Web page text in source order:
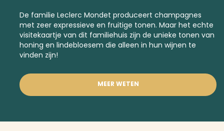
De familie Leclerc Mondet produceert champagnes
met zeer expressieve en fruitige tonen. Maar het echte
visitekaartje van dit familiehuis zijn de unieke tonen van
honing en lindebloesem die alleen in hun wijnen te
vinden zijn!
MEER WETEN